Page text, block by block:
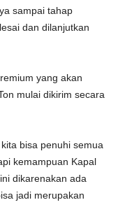
sampai tahap
dan dilanjutkan
yang akan
mulai dikirim secara
bisa penuhi semua
kemampuan Kapal
dikarenakan ada
jadi merupakan